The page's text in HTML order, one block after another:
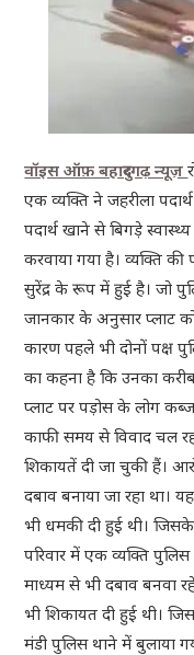
वॉइस ऑफ़ बहादुरगढ़ न्यूज़
एक व्यक्ति ने जहरीला
पदार्थ खाने से बिगड़े
करवाया गया है। ‌व्यक्ति की
सुरेंद्र के रूप में हुई है। जो
जानकार के अनुसार प्लाट
कारण पहले भी दोनों पक्ष
का कहना है कि उनका
प्लाट पर पड़ोस के लोग
काफी समय से विवाद चल
शिकायतें दी जा चुकी हैं।
दबाव बनाया जा रहा
भी धमकी दी हुई थी।
परिवार में एक व्यक्ति
माध्यम से भी दबाव बनवा
भी शिकायत दी हुई थी।
मंडी पुलिस थाने में बुलाया